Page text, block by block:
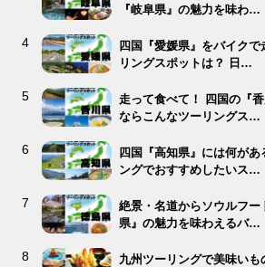
『岐阜県』の魅力を味わ…
四国『愛媛県』をバイク
リングスポットは？ 日…
走って食べて！ 四国の『
ならこんなツーリングス…
四国『高知県』には何があ
ングでおすすめしたいス…
絶景・名道からソウルフ
県』の魅力を味わえるバ…
九州ツーリングで美味い